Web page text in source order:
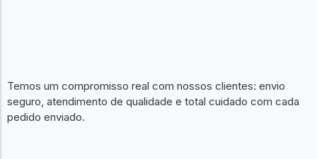
Temos um compromisso real com nossos clientes: envio
seguro, atendimento de qualidade e total cuidado com cada
pedido enviado.